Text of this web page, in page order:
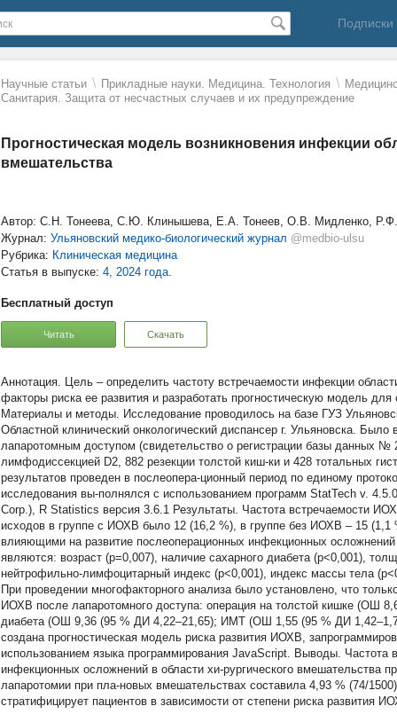
Подписки
Научные статьи \ Прикладные науки. Медицина. Технология \
Санитария. Защита от несчастных случаев и их предупреждение
Прогностическая модель возникновения инфекции
вмешательства
Автор: С.Н. Тонеева, С.Ю. Клинышева, Е.А. Тонеев, О.В. Мидленко,
Журнал: Ульяновский медико-биологический журнал @medbio-ulsu
Рубрика: Клиническая медицина
Статья в выпуске: 4, 2024 года.
Бесплатный доступ
Читать Скачать
Цель – определить частоту встречаемости инфекции
факторы риска ее развития и разработать прогностическую модель
Материалы и методы. Исследование проводилось на базе ГУЗ
Областной клинический онкологический диспансер г. Ульяновска.
лапаротомным доступом (свидетельство о регистрации базы данных №
лимфодиссекцией D2, 882 резекции толстой киш-ки и 428 тотальных
результатов проведен в послеопера-ционный период по единому
исследования вы-полнялся с использованием программ StatTech v.
Corp.), R Statistics версия 3.6.1 Результаты. Частота встречаемости
исходов в группе с ИОХВ было 12 (16,2 %), в группе без ИОХВ – 15
влияющими на развитие послеоперационных инфекционных осложнений
являются: возраст (p=0,007), наличие сахарного диабета (p<0,001),
нейтрофильно-лимфоцитарный индекс (p<0,001), индекс массы тела
При проведении многофакторного анализа было установлено, что
ИОХВ после лапаротомного доступа: операция на толстой кишке (ОШ
диабета (ОШ 9,36 (95 % ДИ 4,22–21,65); ИМТ (ОШ 1,55 (95 % ДИ
создана прогностическая модель риска развития ИОХВ,
использованием языка программирования JavaScript. Выводы. Частота
инфекционных осложнений в области хи-рургического вмешательства
лапаротомии при пла-новых вмешательствах составила 4,93 % (74/
стратифицирует пациентов в зависимости от степени риска развития